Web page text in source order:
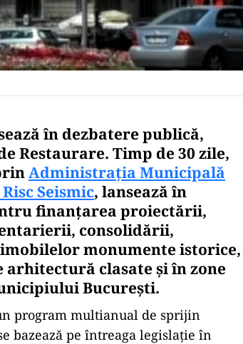
în dezbatere publică,
Restaurare. Timp de 30 zile,
Administrația Municipală
Seismic, lansează în
finanțarea proiectării,
consolidării,
monumente istorice,
clasate și în zone
București.
program multianual de sprijin
bazează pe întreaga legislație în